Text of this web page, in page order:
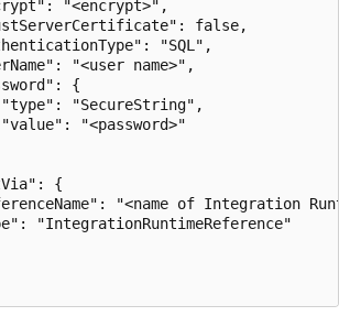
"<encrypt>",
false,
"SQL",
"<user name>",
{
"SecureString",
"<password>"
{
"<name of Integration
"IntegrationRuntimeReference"